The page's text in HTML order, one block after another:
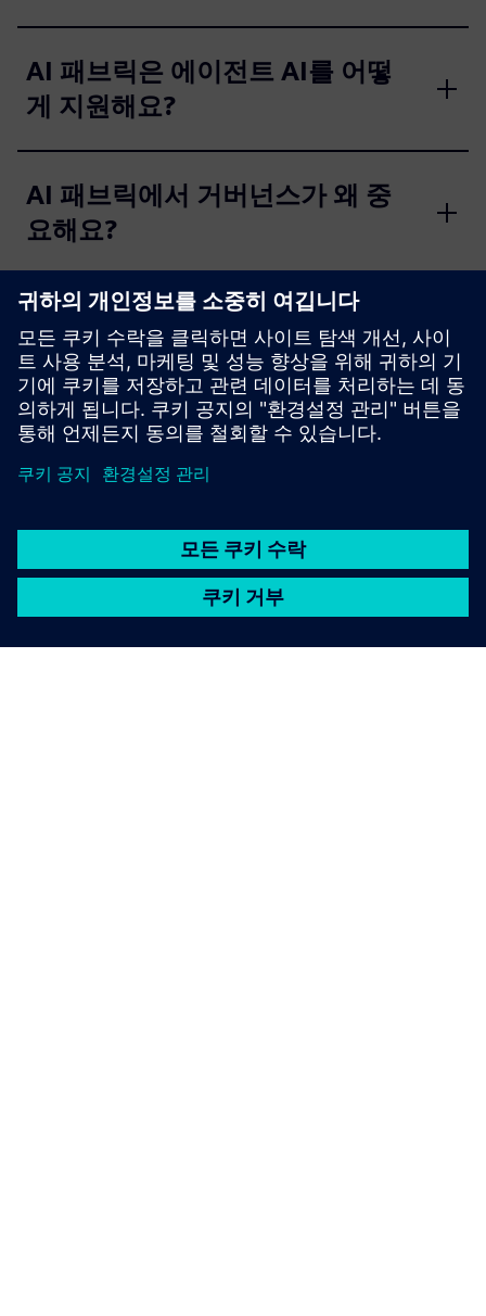
AI 패브릭은 에이전트 AI를 어떻
게 지원해요?
AI 패브릭에서 거버넌스가 왜 중
요해요?
지식 그래프가 AI 패브릭에서 어
떤 역할을 하나요?
AI 패브릭의 비즈니스 이점은 뭐
예요?
AI 패브릭의 혜택을 받는 팀은 어